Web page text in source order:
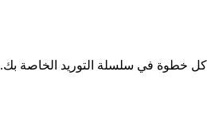
كل خطوة في سلسلة التوريد الخاصة بك.